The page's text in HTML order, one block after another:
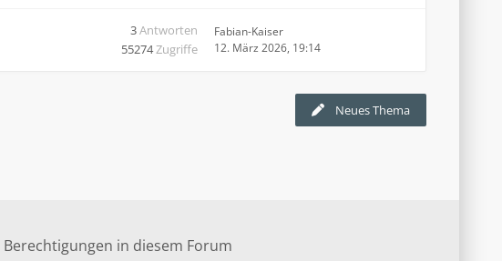
3Antworten
55274Zugriffe
Fabian-Kaiser
12. März 2026, 19:14
Neues Thema
Berechtigungen in diesem Forum